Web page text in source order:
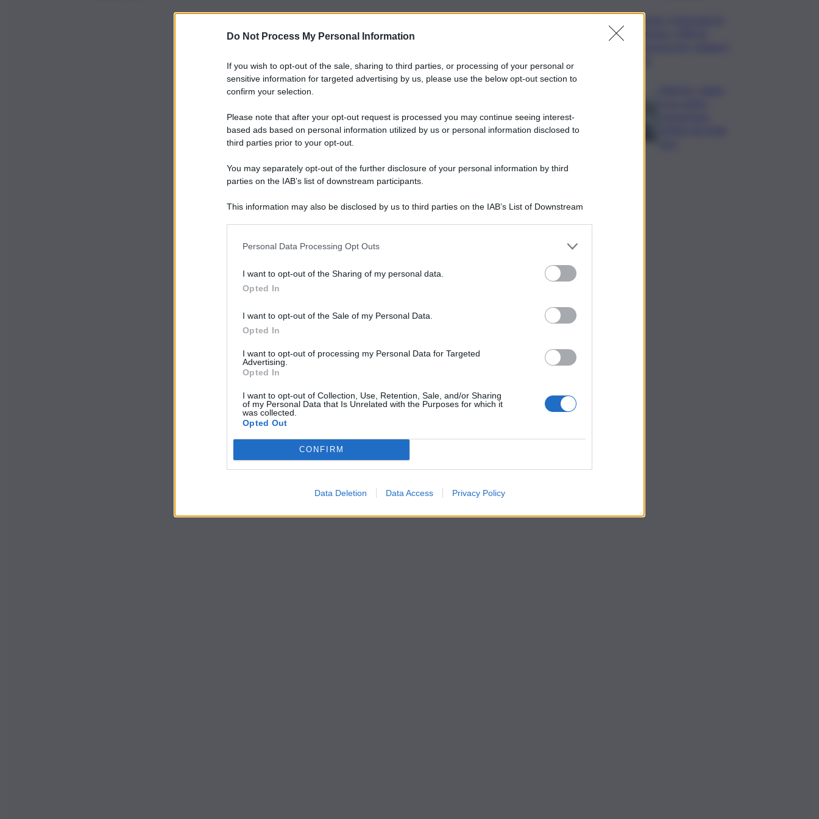
Do Not Process My Personal Information
If you wish to opt-out of the sale, sharing to third parties, or processing of your personal or
sensitive information for targeted advertising by us, please use the below opt-out section to
confirm your selection.
Please note that after your opt-out request is processed you may continue seeing interest-
based ads based on personal information utilized by us or personal information disclosed to
third parties prior to your opt-out.
You may separately opt-out of the further disclosure of your personal information by third
parties on the IAB’s list of downstream participants.
This information may also be disclosed by us to third parties on the IAB’s List of Downstream
Personal Data Processing Opt Outs
I want to opt-out of the Sharing of my personal data.
Opted In
I want to opt-out of the Sale of my Personal Data.
Opted In
I want to opt-out of processing my Personal Data for Targeted
Advertising.
Opted In
I want to opt-out of Collection, Use, Retention, Sale, and/or Sharing
of my Personal Data that Is Unrelated with the Purposes for which it
was collected.
Opted Out
CONFIRM
Data Deletion Data Access Privacy Policy
Turismo, Osservatorio